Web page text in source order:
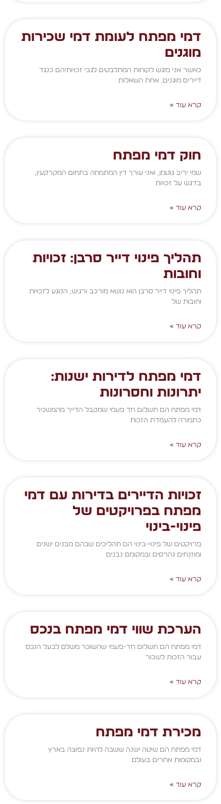
דמי מפתח לעומת דמי שכירות
מוגנים
כאשר אני פוגש לקוחות המתלבטים לגבי זכויותיהם כנגד
דיירים מוגנים, אחת השאלות
קרא עוד »
חוק דמי מפתח
שמי יריב גוטמן, ואני עורך דין המתמחה בתחום המקרקעין,
בדגש על זכויות
קרא עוד »
תהליך פינוי דייר סרבן: זכויות
וחובות
תהליך פינוי דייר סרבן הוא נושא מורכב ורגיש, הנוגע לזכויות
וחובות של
קרא עוד »
דמי מפתח לדירות ישנות:
יתרונות וחסרונות
דמי מפתח הם תשלום חד פעמי שמקבל הדייר מהמשכיר
כתמורה להעמדת הזכות
קרא עוד »
זכויות הדיירים בדירות עם דמי
מפתח בפרויקטים של
פינוי-בינוי
פרויקטים של פינוי-בינוי הם תהליכים שבהם מבנים ישנים
ומוזנחים נהרסים ובמקומם נבנים
קרא עוד »
הערכת שווי דמי מפתח בנכס
דמי מפתח הם תשלום חד-פעמי שהשוכר משלם לבעל הנכס
עבור הזכות לשכור
קרא עוד »
מכירת דמי מפתח
דמי מפתח הם שיטה ישנה ששבה להיות נפוצה בארץ
ובמקומות אחרים בעולם
קרא עוד »